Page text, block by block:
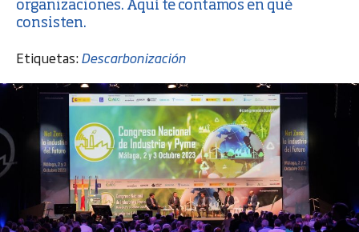
organizaciones. Aquí te contamos en qué
consisten.
Etiquetas:Descarbonización